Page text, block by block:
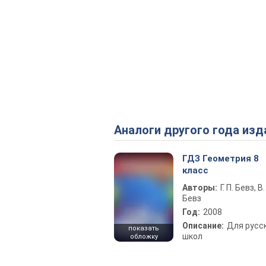
Аналоги другого года
показать
обложку
ГДЗ Геометрия 8
класс
Авторы: Г. П. Бевз, В.
Бевз
Год: 2008
Описание: Для
школ